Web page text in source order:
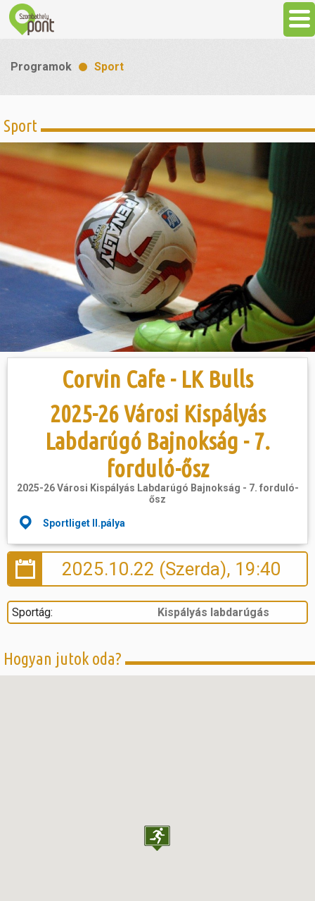
Látnivalók
Gasztronómia
Sport
Szabadidő
Hasznos
Programok Sport
Sport
Corvin Cafe - LK Bulls
2025-26 Városi Kispályás
Labdarúgó Bajnokság - 7.
forduló-ősz
2025-26 Városi Kispályás Labdarúgó Bajnokság - 7. forduló-
ősz
Sportliget II.pálya
2025.10.22 (Szerda), 19:40
Sportág: Kispályás labdarúgás
Hogyan jutok oda?